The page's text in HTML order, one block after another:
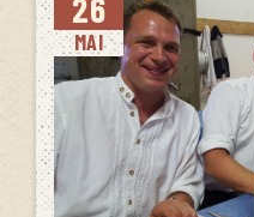
26
MAI